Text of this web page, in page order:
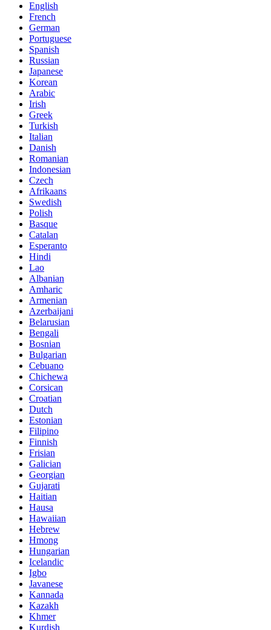
English
French
German
Portuguese
Spanish
Russian
Japanese
Korean
Arabic
Irish
Greek
Turkish
Italian
Danish
Romanian
Indonesian
Czech
Afrikaans
Swedish
Polish
Basque
Catalan
Esperanto
Hindi
Lao
Albanian
Amharic
Armenian
Azerbaijani
Belarusian
Bengali
Bosnian
Bulgarian
Cebuano
Chichewa
Corsican
Croatian
Dutch
Estonian
Filipino
Finnish
Frisian
Galician
Georgian
Gujarati
Haitian
Hausa
Hawaiian
Hebrew
Hmong
Hungarian
Icelandic
Igbo
Javanese
Kannada
Kazakh
Khmer
Kurdish